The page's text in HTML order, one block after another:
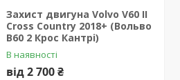
Захист двигуна Volvo V60 II
Cross Country 2018+ (Вольво
В60 2 Крос Кантрі)
В наявності
від 2 700 ₴